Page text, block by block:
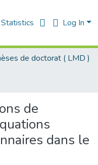
Statistics Log In
de doctorat ( LMD )
de
dans le